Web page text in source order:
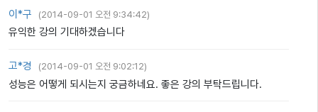
이*구 (2014-09-01 오전 9:34:42)
유익한 강의 기대하겠습니다
고*경 (2014-09-01 오전 9:02:12)
성능은 어떻게 되시는지 궁금하네요. 좋은 강의 부탁드립니다.